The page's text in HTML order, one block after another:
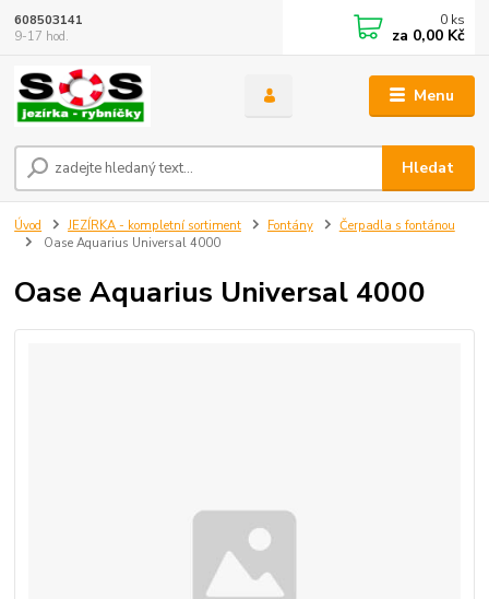
Menu
Hledat
608503141
9-17 hod.
0 ks
za 0,00 Kč
Úvod JEZÍRKA - kompletní sortiment Fontány
Čerpadla s fontánou
Oase Aquarius Universal 4000
Oase Aquarius Universal 4000